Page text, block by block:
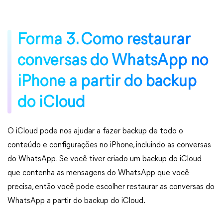
Forma 3. Como restaurar
conversas do WhatsApp no
iPhone a partir do backup
do iCloud
O iCloud pode nos ajudar a fazer backup de todo o
conteúdo e configurações no iPhone, incluindo as conversas
do WhatsApp. Se você tiver criado um backup do iCloud
que contenha as mensagens do WhatsApp que você
precisa, então você pode escolher restaurar as conversas do
WhatsApp a partir do backup do iCloud.